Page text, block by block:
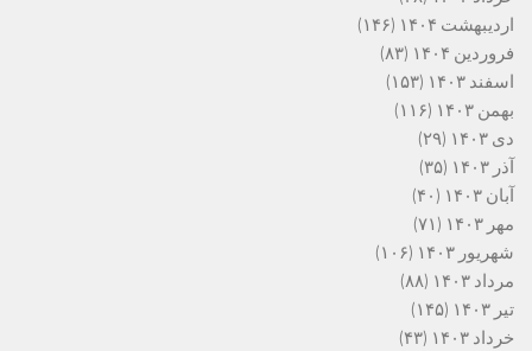
اردیبهشت ۱۴۰۴
(۱۴۶)
فروردین ۱۴۰۴
(۸۳)
اسفند ۱۴۰۳
(۱۵۳)
بهمن ۱۴۰۳
(۱۱۶)
دی ۱۴۰۳
(۲۹)
آذر ۱۴۰۳
(۳۵)
آبان ۱۴۰۳
(۴۰)
مهر ۱۴۰۳
(۷۱)
شهریور ۱۴۰۳
(۱۰۶)
مرداد ۱۴۰۳
(۸۸)
تیر ۱۴۰۳
(۱۴۵)
خرداد ۱۴۰۳
(۴۳)